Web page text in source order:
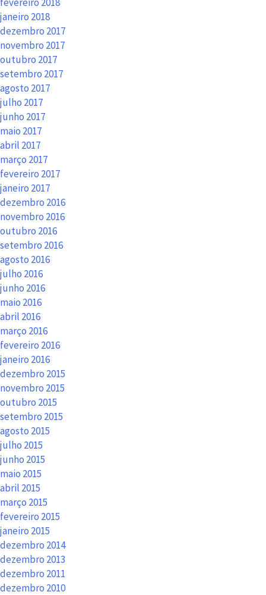
janeiro 2018
dezembro 2017
novembro 2017
outubro 2017
setembro 2017
agosto 2017
julho 2017
junho 2017
maio 2017
abril 2017
março 2017
fevereiro 2017
janeiro 2017
dezembro 2016
novembro 2016
outubro 2016
setembro 2016
agosto 2016
julho 2016
junho 2016
maio 2016
abril 2016
março 2016
fevereiro 2016
janeiro 2016
dezembro 2015
novembro 2015
outubro 2015
setembro 2015
agosto 2015
julho 2015
junho 2015
maio 2015
abril 2015
março 2015
fevereiro 2015
janeiro 2015
dezembro 2014
dezembro 2013
dezembro 2011
dezembro 2010